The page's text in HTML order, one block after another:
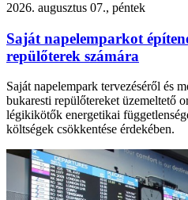
2026. augusztus 07., péntek
Saját napelemparkot
repülőterek számára
Saját napelempark tervezéséről és
bukaresti repülőtereket üzemeltető
légikikötők energetikai
költségek csökkentése érdekében.